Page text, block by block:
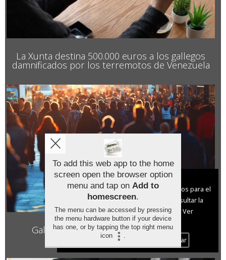
La Xunta destina 500.000 euros a los gallegos
damnificados por los terremotos de Venezuela
Galicia bate récord con 32.750 familias
numerosas, un 4,9% más
Aviso sobre el Uso de cookies:
Utilizamos cookies nuestras y de terceros para el
funcionamiento del digital. Puedes consultar la
lista de cookies y como desconectarlas.
Ver
nuestra Política de Privacidad y Cookies
Aceptar Cookies
Personalizar
To add this web app to the home
screen open the browser option
menu and tap on Add to
homescreen.
The menu can be accessed by pressing
the menu hardware button if your device
has one, or by tapping the top right menu
icon
.